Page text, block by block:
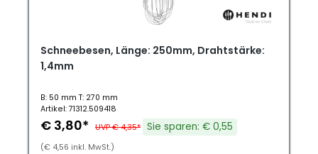
Schneebesen, Länge: 250mm, Drahtstärke:
1,4mm
B: 50 mm T: 270 mm
Artikel: 71312.509418
€ 3,80* UVP € 4,35* Sie sparen: € 0,55
(€ 4,56 inkl. MwSt.)